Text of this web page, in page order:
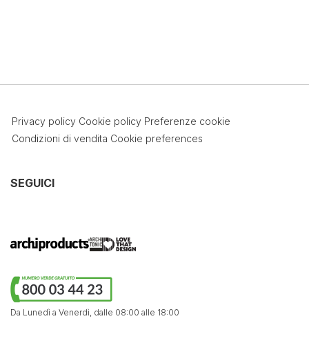
Privacy policy Cookie policy Preferenze cookie
Condizioni di vendita Cookie preferences
SEGUICI
Da Lunedì a Venerdì, dalle 08:00 alle 18:00